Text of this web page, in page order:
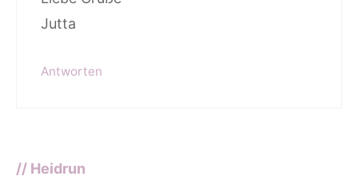
Jutta
Antworten
// Heidrun